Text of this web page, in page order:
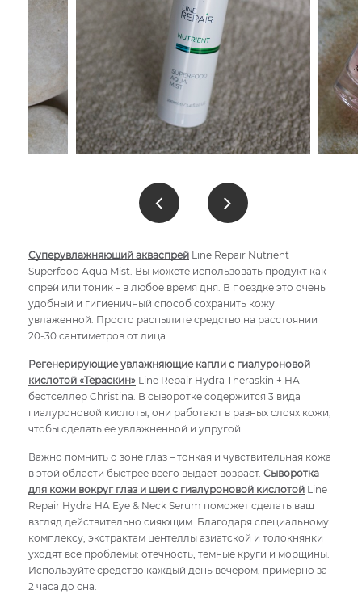
Суперувлажняющий акваспрей Line Repair Nutrient
Superfood Aqua Mist. Вы можете использовать продукт как
спрей или тоник – в любое время дня. В поездке это очень
удобный и гигиеничный способ сохранить кожу
увлаженной. Просто распылите средство на расстоянии
20-30 сантиметров от лица.
Регенерирующие увлажняющие капли с гиалуроновой
кислотой «Тераскин» Line Repair Hydra Theraskin + HA –
бестселлер Christina. В сыворотке содержится 3 вида
гиалуроновой кислоты, они работают в разных слоях кожи,
чтобы сделать ее увлажненной и упругой.
Важно помнить о зоне глаз – тонкая и чувствительная кожа
в этой области быстрее всего выдает возраст. Сыворотка
для кожи вокруг глаз и шеи с гиалуроновой кислотой Line
Repair Hydra HA Eye & Neck Serum поможет сделать ваш
взгляд действительно сияющим. Благодаря специальному
комплексу, экстрактам центеллы азиатской и толокнянки
уходят все проблемы: отечность, темные круги и морщины.
Используйте средство каждый день вечером, примерно за
2 часа до сна.